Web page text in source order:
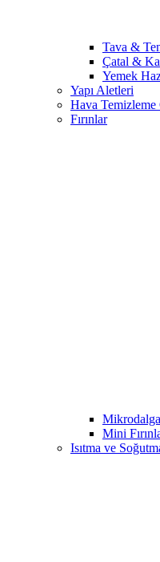
Tava &
Çatal &
Yemek
Yapı Aletleri
Hava Temizleme
Fırınlar
Mikrodalga
Mini
Isıtma ve